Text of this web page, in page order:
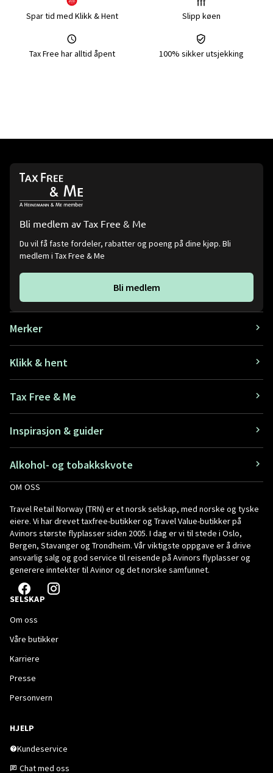
Spar tid med Klikk & Hent Slipp køen
Tax Free har alltid åpent 100% sikker utsjekking
Bli medlem av Tax Free & Me
Du vil få faste fordeler, rabatter og poeng på dine kjøp. Bli
medlem i Tax Free & Me
Bli medlem
Merker
Klikk & hent
Tax Free & Me
Inspirasjon & guider
Alkohol- og tobakkskvote
OM OSS
Travel Retail Norway (TRN) er et norsk selskap, med norske og tyske
eiere. Vi har drevet taxfree-butikker og Travel Value-butikker på
Avinors største flyplasser siden 2005. I dag er vi til stede i Oslo,
Bergen, Stavanger og Trondheim. Vår viktigste oppgave er å drive
ansvarlig salg og god service til reisende på Avinors flyplasser og
generere inntekter til Avinor og det norske samfunnet.
SELSKAP
Om oss
Våre butikker
Karriere
Presse
Personvern
HJELP
Kundeservice
Chat med oss